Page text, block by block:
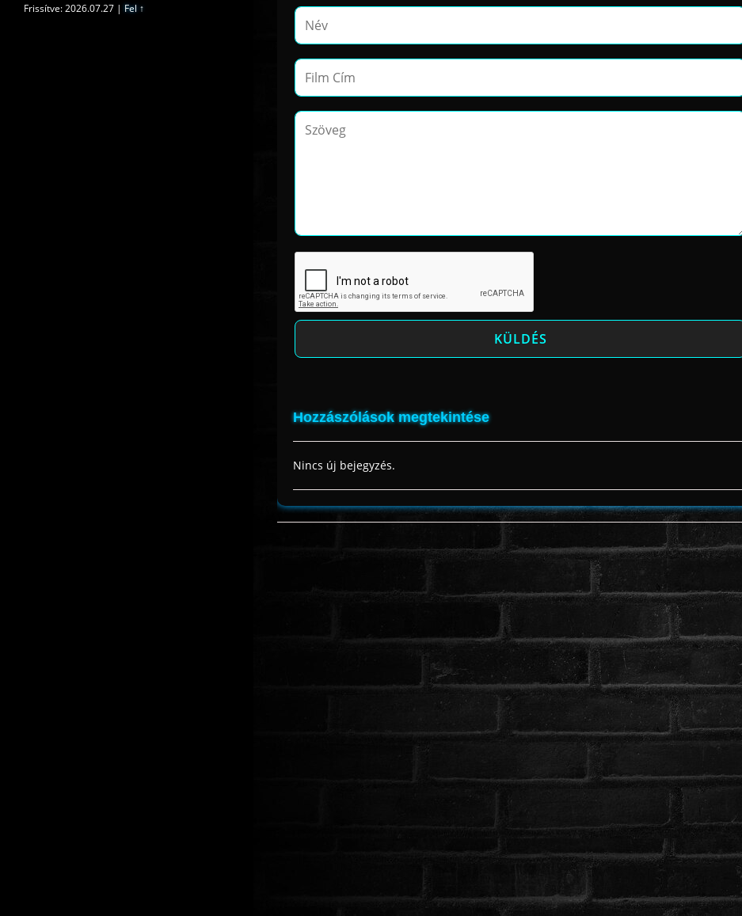
Frissítve: 2026.07.27 | Fel ↑
Hozzászólások megtekintése
Nincs új bejegyzés.